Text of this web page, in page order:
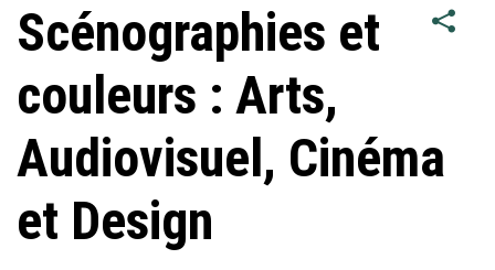
Scénographies et
couleurs : Arts,
Audiovisuel, Cinéma
et Design